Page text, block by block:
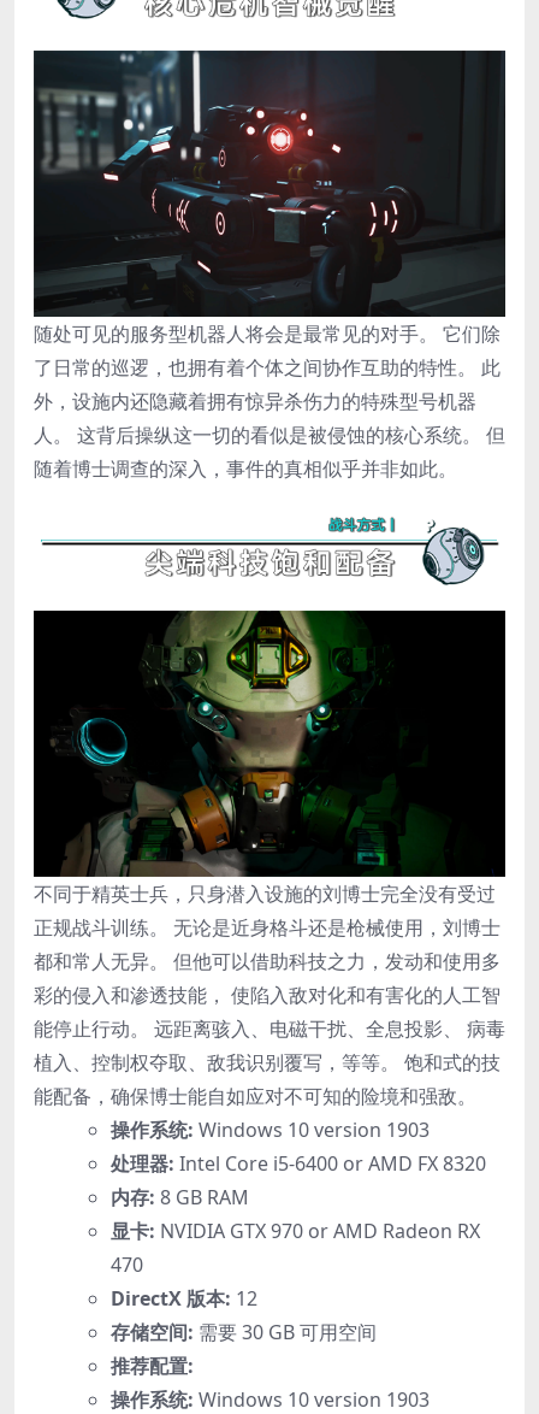
随处可见的服务型机器人将会是最常见的对手。 它们除
了日常的巡逻，也拥有着个体之间协作互助的特性。 此
外，设施内还隐藏着拥有惊异杀伤力的特殊型号机器
人。 这背后操纵这一切的看似是被侵蚀的核心系统。 但
随着博士调查的深入，事件的真相似乎并非如此。
不同于精英士兵，只身潜入设施的刘博士完全没有受过
正规战斗训练。 无论是近身格斗还是枪械使用，刘博士
都和常人无异。 但他可以借助科技之力，发动和使用多
彩的侵入和渗透技能， 使陷入敌对化和有害化的人工智
能停止行动。 远距离骇入、电磁干扰、全息投影、 病毒
植入、控制权夺取、敌我识别覆写，等等。 饱和式的技
能配备，确保博士能自如应对不可知的险境和强敌。
操作系统: Windows 10 version 1903
处理器: Intel Core i5-6400 or AMD FX 8320
内存: 8 GB RAM
显卡: NVIDIA GTX 970 or AMD Radeon RX
470
DirectX 版本: 12
存储空间: 需要 30 GB 可用空间
推荐配置:
操作系统: Windows 10 version 1903